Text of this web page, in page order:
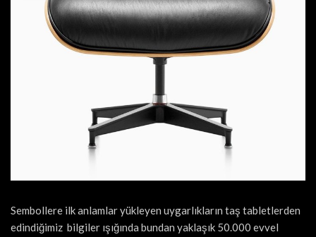
Sembollere ilk anlamlar yükleyen uygarlıkların taş tabletlerden
edindiğimiz bilgiler ışığında bundan yaklaşık 50.000 evvel